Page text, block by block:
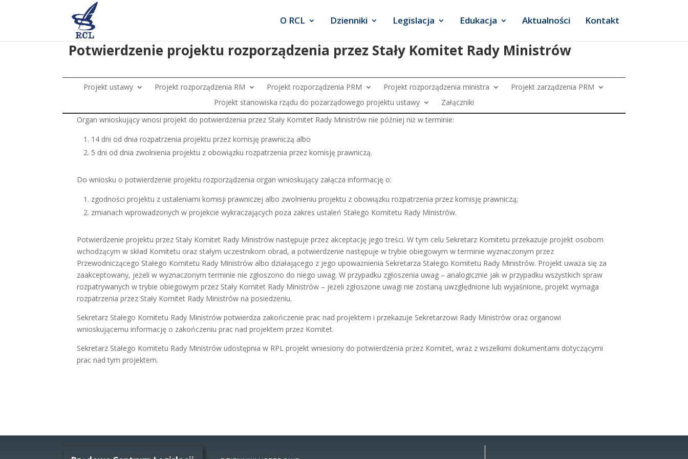
O RCL Dzienniki Legislacja Edukacja Aktualności Kontakt
Potwierdzenie projektu rozporządzenia przez Stały Komitet Rady Ministrów
Projekt ustawy Projekt rozporządzenia RM Projekt rozporządzenia PRM Projekt rozporządzenia ministra
Projekt zarządzenia PRM
Projekt stanowiska rządu do pozarządowego projektu ustawy
Załączniki
Organ wnioskujący wnosi projekt do potwierdzenia przez Stały Komitet Rady Ministrów nie później niż w terminie:
14 dni od dnia rozpatrzenia projektu przez komisję prawniczą albo
5 dni od dnia zwolnienia projektu z obowiązku rozpatrzenia przez komisję prawniczą.
Do wniosku o potwierdzenie projektu rozporządzenia organ wnioskujący załącza informację o:
zgodności projektu z ustaleniami komisji prawniczej albo zwolnieniu projektu z obowiązku rozpatrzenia przez komisję prawniczą;
zmianach wprowadzonych w projekcie wykraczających poza zakres ustaleń Stałego Komitetu Rady Ministrów.
Potwierdzenie projektu przez Stały Komitet Rady Ministrów następuje przez akceptację jego treści. W tym celu Sekretarz Komitetu przekazuje projekt osobom
wchodzącym w skład Komitetu oraz stałym uczestnikom obrad, a potwierdzenie następuje w trybie obiegowym w terminie wyznaczonym przez
Przewodniczącego Stałego Komitetu Rady Ministrów albo działającego z jego upoważnienia Sekretarza Stałego Komitetu Rady Ministrów. Projekt uważa się za
zaakceptowany, jeżeli w wyznaczonym terminie nie zgłoszono do niego uwag. W przypadku zgłoszenia uwag – analogicznie jak w przypadku wszystkich spraw
rozpatrywanych w trybie obiegowym przez Stały Komitet Rady Ministrów – jeżeli zgłoszone uwagi nie zostaną uwzględnione lub wyjaśnione, projekt wymaga
rozpatrzenia przez Stały Komitet Rady Ministrów na posiedzeniu.
Sekretarz Stałego Komitetu Rady Ministrów potwierdza zakończenie prac nad projektem i przekazuje Sekretarzowi Rady Ministrów oraz organowi
wnioskującemu informację o zakończeniu prac nad projektem przez Komitet.
Sekretarz Stałego Komitetu Rady Ministrów udostępnia w RPL projekt wniesiony do potwierdzenia przez Komitet, wraz z wszelkimi dokumentami dotyczącymi
prac nad tym projektem.